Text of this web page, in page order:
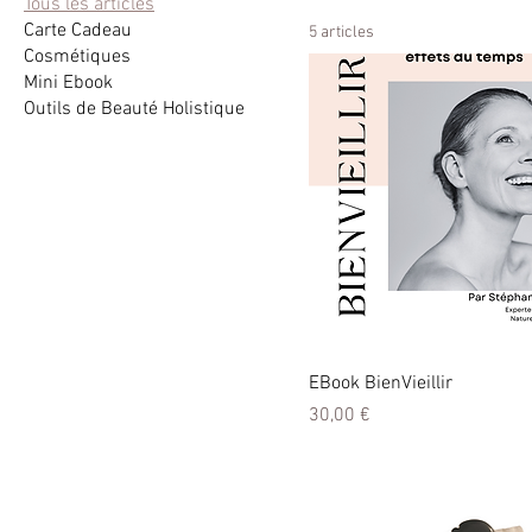
Tous les articles
Carte Cadeau
Cosmétiques
Mini Ebook
Outils de Beauté Holistique
5 articles
EBook BienVieillir
Prix
30,00 €